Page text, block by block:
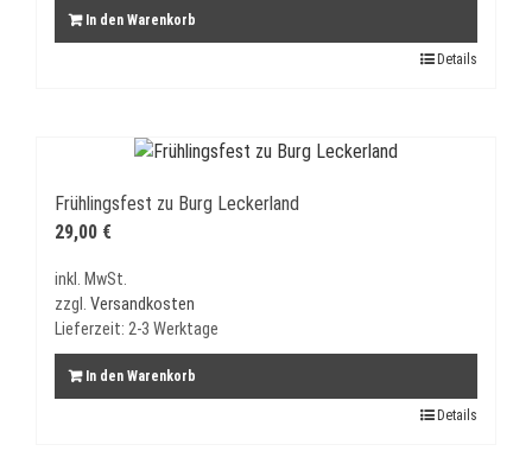
In den Warenkorb
Details
Frühlingsfest zu Burg Leckerland
29,00 €
inkl. MwSt.
zzgl. Versandkosten
Lieferzeit: 2-3 Werktage
In den Warenkorb
Details